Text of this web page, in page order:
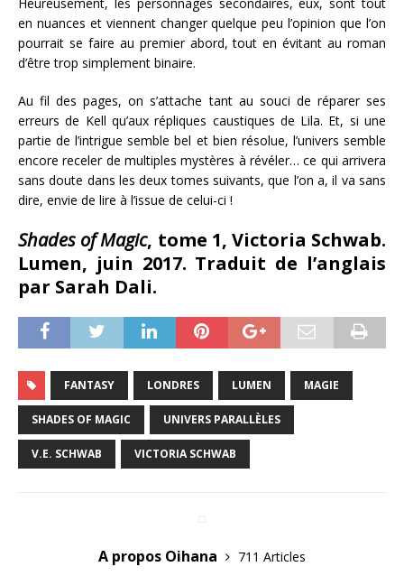
en nuances et viennent changer quelque peu l’opinion que l’on
pourrait se faire au premier abord, tout en évitant au roman
d’être trop simplement binaire.
Au fil des pages, on s’attache tant au souci de réparer ses
erreurs de Kell qu’aux répliques caustiques de Lila. Et, si une
partie de l’intrigue semble bel et bien résolue, l’univers semble
encore receler de multiples mystères à révéler… ce qui arrivera
sans doute dans les deux tomes suivants, que l’on a, il va sans
dire, envie de lire à l’issue de celui-ci !
Shades of Magic, tome 1, Victoria Schwab.
Lumen, juin 2017. Traduit de l’anglais
par Sarah Dali.
FANTASY LONDRES LUMEN MAGIE
SHADES OF MAGIC UNIVERS PARALLÈLES
V.E. SCHWAB VICTORIA SCHWAB
A propos Oihana
711 Articles